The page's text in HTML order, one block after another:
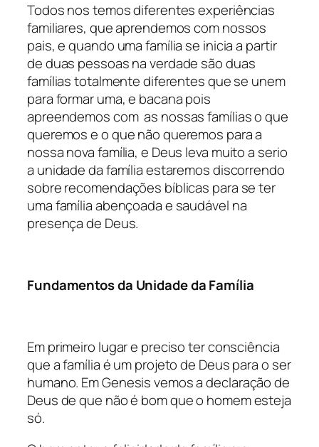
Todos nos temos diferentes experiências
familiares, que aprendemos com nossos
pais, e quando uma família se inicia a partir
de duas pessoas na verdade são duas
famílias totalmente diferentes que se unem
para formar uma, e bacana pois
apreendemos com as nossas famílias o que
queremos e o que não queremos para a
nossa nova família, e Deus leva muito a serio
a unidade da família estaremos discorrendo
sobre recomendações bíblicas para se ter
uma família abençoada e saudável na
presença de Deus.
Fundamentos da Unidade da Família
Em primeiro lugar e preciso ter consciência
que a família é um projeto de Deus para o ser
humano. Em Genesis vemos a declaração de
Deus de que não é bom que o homem esteja
só.